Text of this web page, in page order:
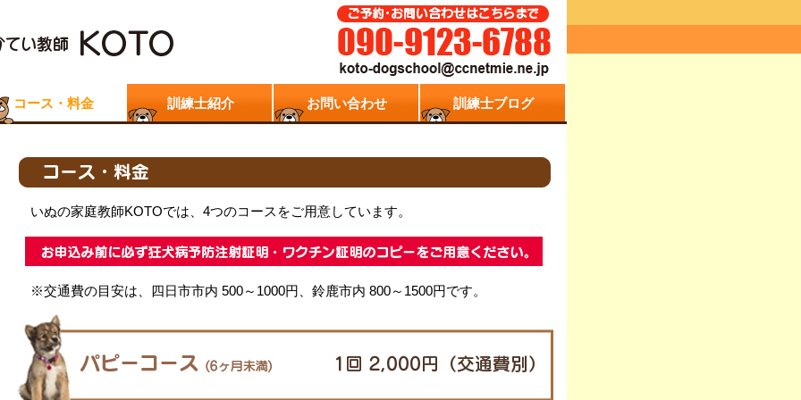
コース・料金 訓練士紹介 お問い合わせ 訓練士ブログ
いぬの家庭教師KOTOでは、4つのコースをご用意しています。
※交通費の目安は、四日市市内 500～1000円、鈴鹿市内 800～1500円です。